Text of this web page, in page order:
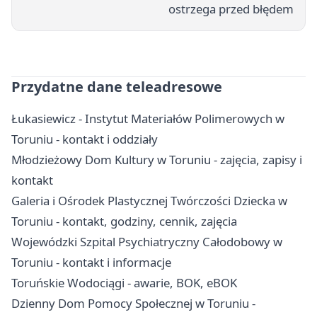
ostrzega przed błędem
Przydatne dane teleadresowe
Łukasiewicz - Instytut Materiałów Polimerowych w
Toruniu - kontakt i oddziały
Młodzieżowy Dom Kultury w Toruniu - zajęcia, zapisy i
kontakt
Galeria i Ośrodek Plastycznej Twórczości Dziecka w
Toruniu - kontakt, godziny, cennik, zajęcia
Wojewódzki Szpital Psychiatryczny Całodobowy w
Toruniu - kontakt i informacje
Toruńskie Wodociągi - awarie, BOK, eBOK
Dzienny Dom Pomocy Społecznej w Toruniu -